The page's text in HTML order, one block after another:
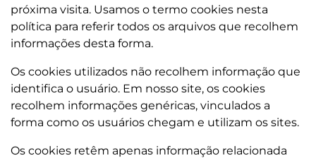
próxima visita. Usamos o termo cookies nesta
política para referir todos os arquivos que recolhem
informações desta forma.
Os cookies utilizados não recolhem informação que
identifica o usuário. Em nosso site, os cookies
recolhem informações genéricas, vinculados a
forma como os usuários chegam e utilizam os sites.
Os cookies retêm apenas informação relacionada